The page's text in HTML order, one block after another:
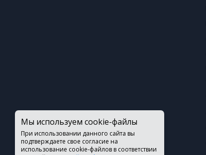
Мы используем cookie-файлы
При использовании данного сайта вы
подтверждаете свое согласие на
использование cookie-файлов в соответствии